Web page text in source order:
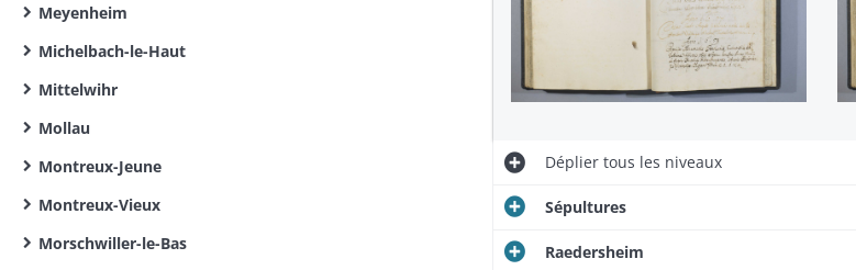
Meyenheim
Michelbach-le-Haut
Mittelwihr
Mollau
Montreux-Jeune
Montreux-Vieux
Morschwiller-le-Bas
Dépliertous les niveaux
Sépultures
Raedersheim